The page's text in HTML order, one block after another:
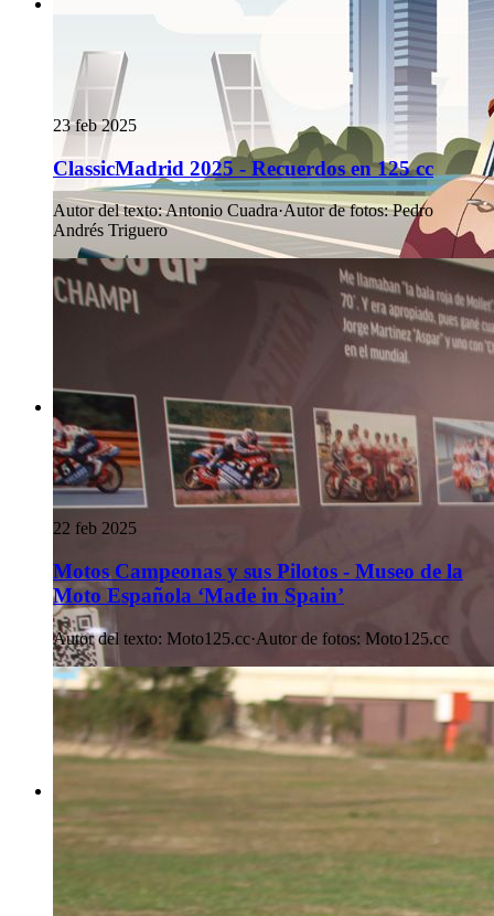
23 feb 2025
ClassicMadrid 2025 - Recuerdos en 125 cc
Autor del texto:Antonio Cuadra·Autor de fotos: Pedro
Andrés Triguero
22 feb 2025
Motos Campeonas y sus Pilotos - Museo de la
Moto Española ‘Made in Spain’
Autor del texto: Moto125.cc·Autor de fotos: Moto125.cc